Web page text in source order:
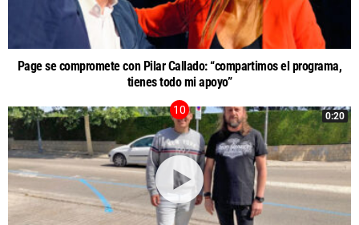
Page se compromete con Pilar Callado: “compartimos el programa,
tienes todo mi apoyo”
0:20